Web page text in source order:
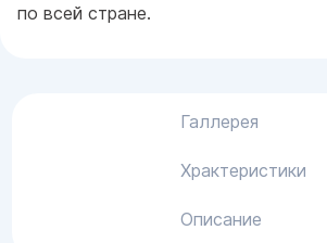
по всей стране.
Галлерея
Храктеристики
Описание